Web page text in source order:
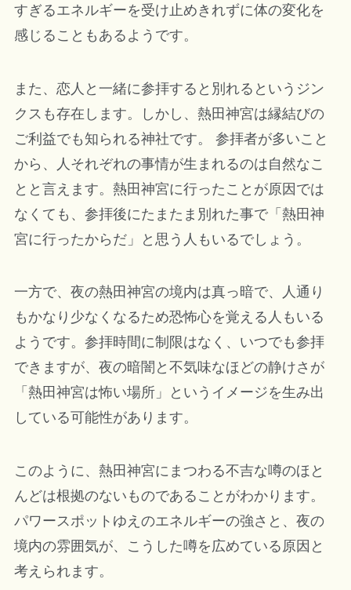
すぎるエネルギーを受け止めきれずに体の変化を
感じることもあるようです。
また、恋人と一緒に参拝すると別れるというジン
クスも存在します。しかし、熱田神宮は縁結びの
ご利益でも知られる神社です。 参拝者が多いこと
から、人それぞれの事情が生まれるのは自然なこ
とと言えます。熱田神宮に行ったことが原因では
なくても、参拝後にたまたま別れた事で「熱田神
宮に行ったからだ」と思う人もいるでしょう。
一方で、夜の熱田神宮の境内は真っ暗で、人通り
もかなり少なくなるため恐怖心を覚える人もいる
ようです。参拝時間に制限はなく、いつでも参拝
できますが、夜の暗闇と不気味なほどの静けさが
「熱田神宮は怖い場所」というイメージを生み出
している可能性があります。
このように、熱田神宮にまつわる不吉な噂のほと
んどは根拠のないものであることがわかります。
パワースポットゆえのエネルギーの強さと、夜の
境内の雰囲気が、こうした噂を広めている原因と
考えられます。